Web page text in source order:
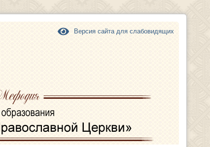
Версия сайта для слабовидящих